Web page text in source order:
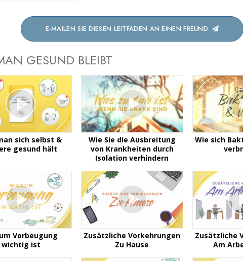
E-MAILEN SIE DIESEN LEITFADEN AN EINEN FREUND
GESUND BLEIBT
sich selbst &
gesund hält
Wie Sie die Ausbreitung
von Krankheiten durch
Isolation verhindern
Wie sich
Vorbeugung
wichtig ist
Zusätzliche Vorkehrungen
Zu Hause
Zusätzliche
Am